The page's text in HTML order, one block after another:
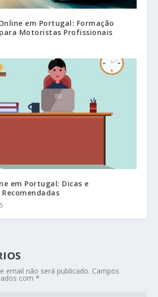
em Portugal: Formação
Motoristas Profissionais
em Portugal: Dicas e
email não será publicado. Campos
com*